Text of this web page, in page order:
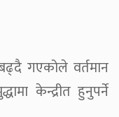
गएकोले वर्तमान
केन्द्रीत हुनुपर्ने